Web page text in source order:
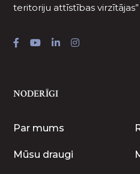
teritoriju attīstības
NODERĪGI
Par mums
Mūsu draugi